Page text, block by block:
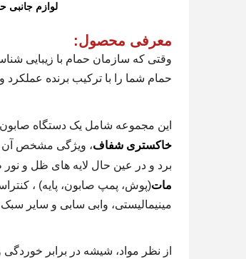
لوازم
معرفی محصول:
وقتی که سازمان حمام با زیبایی
حمام شما را با ترکیب برنده
این مجموعه شامل یک دستگاه
خاکستری شفاف، ویژگی مشخص آن
برد و در عین حال لایه های ظل و
مات(پوش، پمپ صابون، پایه) ،
مینیمالیستی، وابی سابی و سایر
از نظر مواد، شیشه در برابر